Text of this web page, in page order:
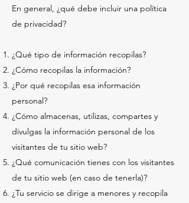
En general, ¿qué debe incluir una política
de privacidad?
¿Qué tipo de información recopilas?
¿Cómo recopilas la información?
¿Por qué recopilas esa información
personal?
¿Cómo almacenas, utilizas, compartes y
divulgas la información personal de los
visitantes de tu sitio web?
¿Qué comunicación tienes con los visitantes
de tu sitio web (en caso de tenerla)?
¿Tu servicio se dirige a menores y recopila